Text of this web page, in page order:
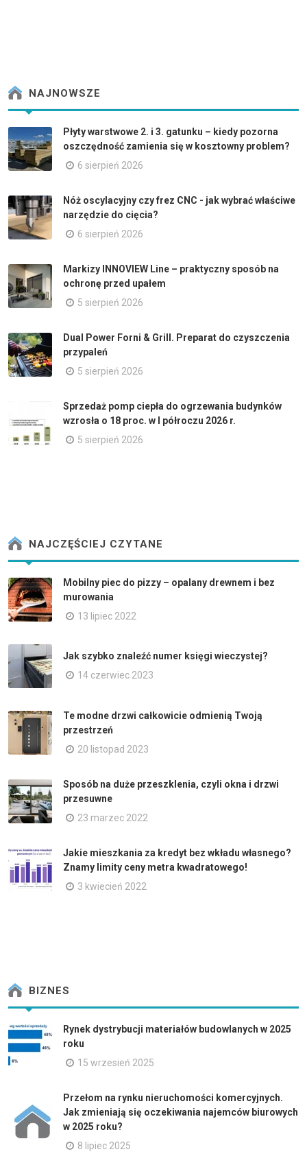
NAJNOWSZE
Płyty warstwowe 2. i 3. gatunku – kiedy pozorna
oszczędność zamienia się w kosztowny problem?
6 sierpień 2026
Nóż oscylacyjny czy frez CNC - jak wybrać właściwe
narzędzie do cięcia?
6 sierpień 2026
Markizy INNOVIEW Line – praktyczny sposób na
ochronę przed upałem
5 sierpień 2026
Dual Power Forni & Grill. Preparat do czyszczenia
przypaleń
5 sierpień 2026
Sprzedaż pomp ciepła do ogrzewania budynków
wzrosła o 18 proc. w I półroczu 2026 r.
5 sierpień 2026
NAJCZĘŚCIEJ CZYTANE
Mobilny piec do pizzy – opalany drewnem i bez
murowania
13 lipiec 2022
Jak szybko znaleźć numer księgi wieczystej?
14 czerwiec 2023
Te modne drzwi całkowicie odmienią Twoją
przestrzeń
20 listopad 2023
Sposób na duże przeszklenia, czyli okna i drzwi
przesuwne
23 marzec 2022
Jakie mieszkania za kredyt bez wkładu własnego?
Znamy limity ceny metra kwadratowego!
3 kwiecień 2022
BIZNES
Rynek dystrybucji materiałów budowlanych w 2025
roku
15 wrzesień 2025
Przełom na rynku nieruchomości komercyjnych.
Jak zmieniają się oczekiwania najemców biurowych
w 2025 roku?
8 lipiec 2025